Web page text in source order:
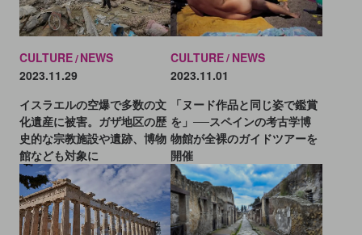
CULTURE NEWS
2023.11.29
イスラエルの空爆で多数の文
化遺産に被害。ガザ地区の歴
史的な宗教施設や遺跡、博物
館なども対象に
CULTURE NEWS
2023.11.01
「ヌード作品と同じ姿で鑑賞
を」──スペインの考古学博
物館が全裸のガイドツアーを
開催